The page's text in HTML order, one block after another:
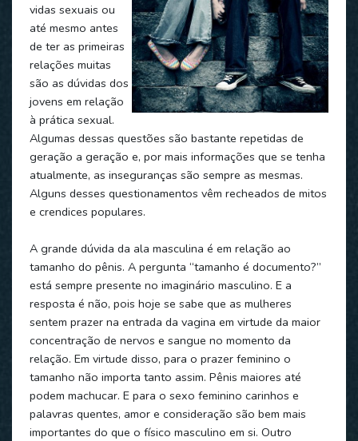
vidas sexuais ou
até mesmo antes
de ter as primeiras
relações muitas
são as dúvidas dos
jovens em relação
à prática sexual.
Algumas dessas questões são bastante repetidas de
geração a geração e, por mais informações que se tenha
atualmente, as inseguranças são sempre as mesmas.
Alguns desses questionamentos vêm recheados de mitos
e crendices populares.
A grande dúvida da ala masculina é em relação ao
tamanho do pênis. A pergunta “tamanho é documento?”
está sempre presente no imaginário masculino. E a
resposta é não, pois hoje se sabe que as mulheres
sentem prazer na entrada da vagina em virtude da maior
concentração de nervos e sangue no momento da
relação. Em virtude disso, para o prazer feminino o
tamanho não importa tanto assim. Pênis maiores até
podem machucar. E para o sexo feminino carinhos e
palavras quentes, amor e consideração são bem mais
importantes do que o físico masculino em si. Outro